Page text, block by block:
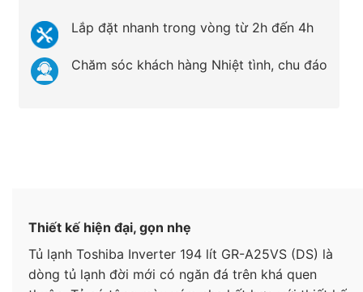
Lắp đặt nhanh trong vòng từ 2h đến 4h
Chăm sóc khách hàng Nhiệt tình, chu đáo
Thiết kế hiện đại, gọn nhẹ
Tủ lạnh Toshiba Inverter 194 lít GR-A25VS (DS) là
dòng tủ lạnh đời mới có ngăn đá trên khá quen